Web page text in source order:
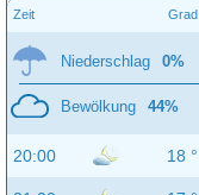
Zeit Grad
Niederschlag 0%
Bewölkung 44%
20:00 18 °